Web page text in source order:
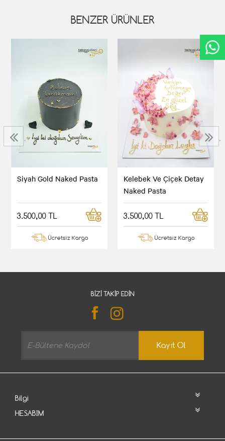
BENZER ÜRÜNLER
Siyah Gold Naked Pasta
3.500,00 TL
Ücretsiz Kargo
Kelebek Ve Çiçek Detay
Naked Pasta
3.500,00 TL
Ücretsiz Kargo
‹ ›
BIZI TAKIP EDIN
Kayıt Ol
Bilgi
HESABIM